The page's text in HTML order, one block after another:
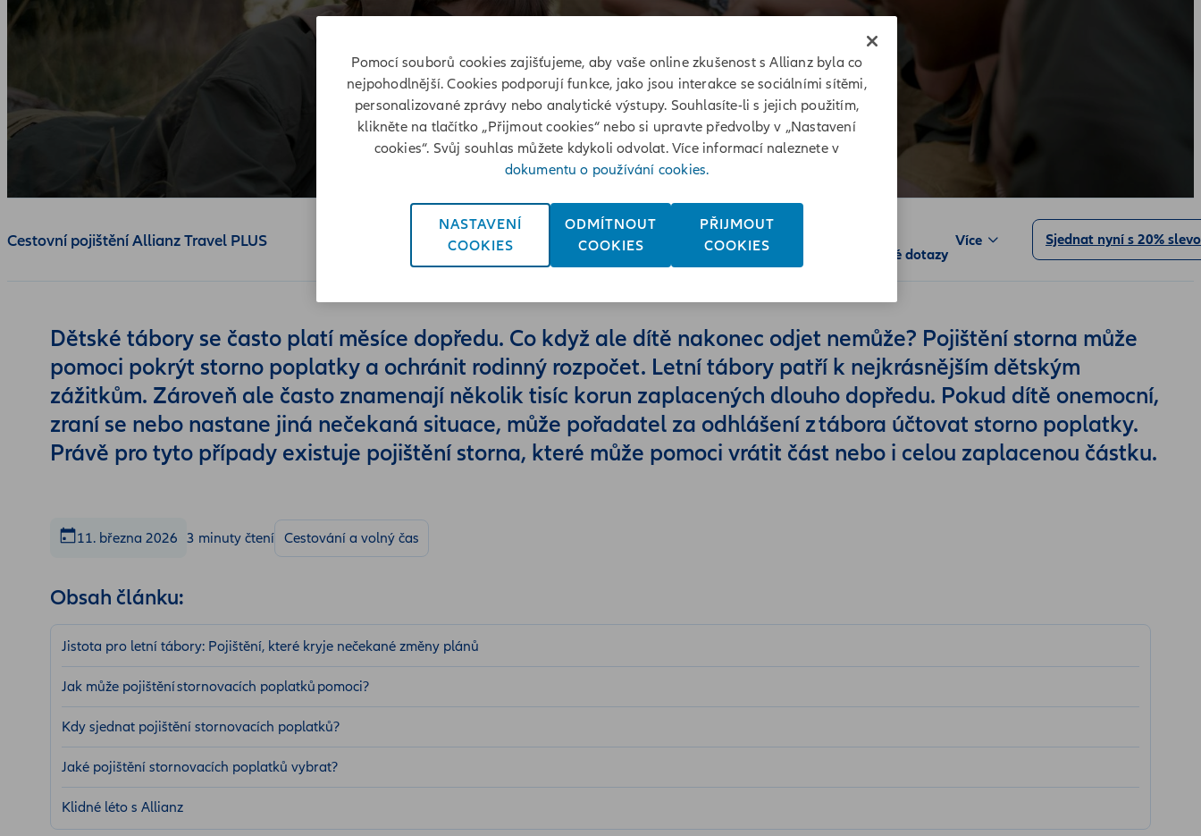
Cestovní pojištění Allianz Travel PLUS
O pojištění Přehled krytí Časté dotazy
Více Sjednat nyní s 20%
Dětské tábory se často platí měsíce dopředu. Co když ale dítě nakonec odjet nemůže? Pojištění storna může
pomoci pokrýt storno poplatky a ochránit rodinný rozpočet. Letní tábory patří k nejkrásnějším dětským
zážitkům. Zároveň ale často znamenají několik tisíc korun zaplacených dlouho dopředu. Pokud dítě onemocní,
zraní se nebo nastane jiná nečekaná situace, může pořadatel za odhlášení z tábora účtovat storno poplatky.
Právě pro tyto případy existuje pojištění storna, které může pomoci vrátit část nebo i celou zaplacenou částku.
11. března 2026 3 minuty čtení Cestování a volný čas
Obsah článku:
Jistota pro letní tábory: Pojištění, které kryje nečekané změny plánů
Jak může pojištění stornovacích poplatků pomoci?
Kdy sjednat pojištění stornovacích poplatků?
Jaké pojištění stornovacích poplatků vybrat?
Klidné léto s Allianz
Pomocí souborů cookies zajišťujeme, aby vaše online zkušenost s Allianz byla co
nejpohodlnější. Cookies podporují funkce, jako jsou interakce se sociálními sítěmi,
personalizované zprávy nebo analytické výstupy. Souhlasíte-li s jejich použitím,
klikněte na tlačítko „Přijmout cookies“ nebo si upravte předvolby v „Nastavení
cookies“. Svůj souhlas můžete kdykoli odvolat. Více informací naleznete v
dokumentu o používání cookies.
NASTAVENÍ
COOKIES
ODMÍTNOUT
COOKIES
PŘIJMOUT
COOKIES